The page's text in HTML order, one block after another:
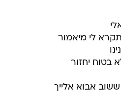
לי מיאמור
בטוח יחזור
אבוא אלייך